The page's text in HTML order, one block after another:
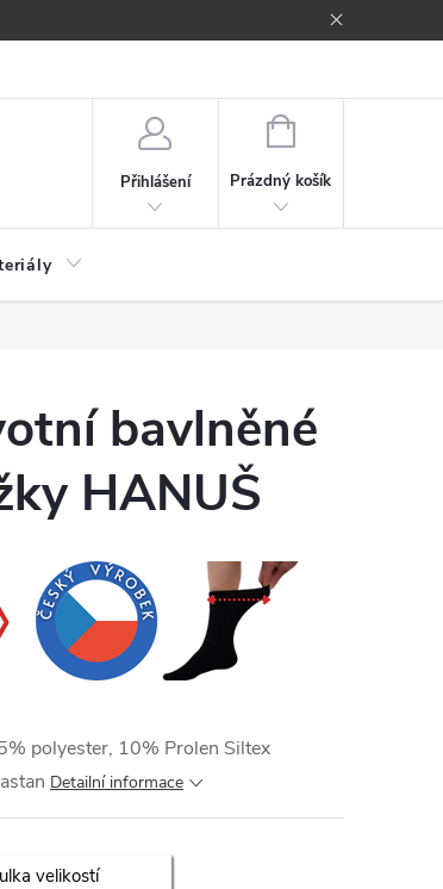
Přihlášení
NÁKUPNÍ
Prázdný košík
bavlněné
HANUŠ
polyester, 10% Prolen Siltex
Detailní informace
velikostí